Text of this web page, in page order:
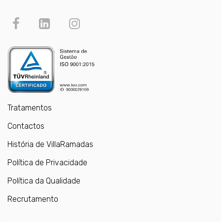
Tratamentos
Contactos
História de VillaRamadas
Política de Privacidade
Política da Qualidade
Recrutamento